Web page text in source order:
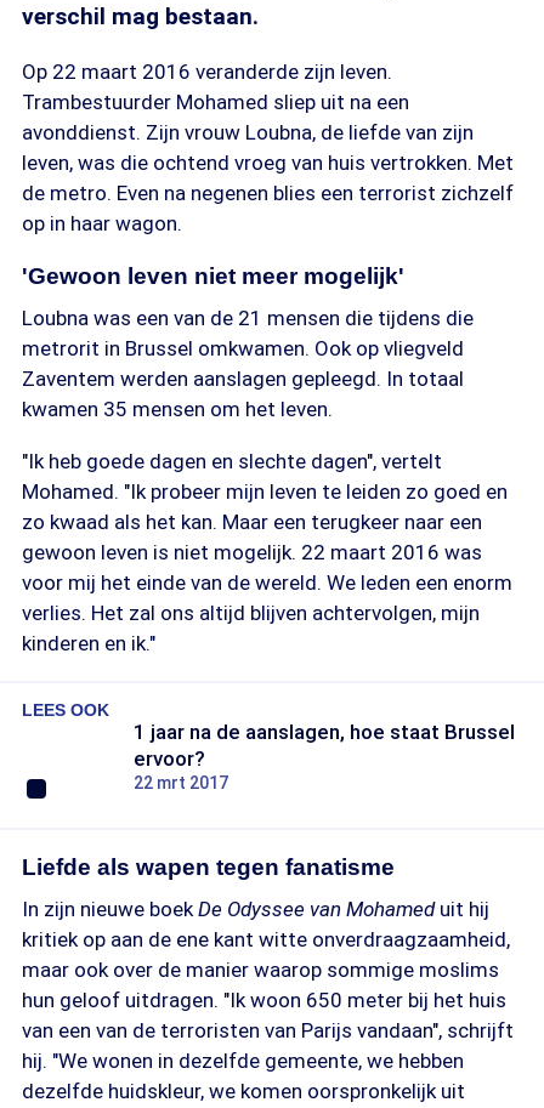
verschil mag bestaan.
Op 22 maart 2016 veranderde zijn leven.
Trambestuurder Mohamed sliep uit na een
avonddienst. Zijn vrouw Loubna, de liefde van zijn
leven, was die ochtend vroeg van huis vertrokken. Met
de metro. Even na negenen blies een terrorist zichzelf
op in haar wagon.
'Gewoon leven niet meer mogelijk'
Loubna was een van de 21 mensen die tijdens die
metrorit in Brussel omkwamen. Ook op vliegveld
Zaventem werden aanslagen gepleegd. In totaal
kwamen 35 mensen om het leven.
"Ik heb goede dagen en slechte dagen", vertelt
Mohamed. "Ik probeer mijn leven te leiden zo goed en
zo kwaad als het kan. Maar een terugkeer naar een
gewoon leven is niet mogelijk. 22 maart 2016 was
voor mij het einde van de wereld. We leden een enorm
verlies. Het zal ons altijd blijven achtervolgen, mijn
kinderen en ik."
LEES OOK
1 jaar na de aanslagen, hoe staat Brussel
ervoor?
22 mrt 2017
Liefde als wapen tegen fanatisme
In zijn nieuwe boekDe Odyssee van Mohamed uit hij
kritiek op aan de ene kant witte onverdraagzaamheid,
maar ook over de manier waarop sommige moslims
hun geloof uitdragen. "Ik woon 650 meter bij het huis
van een van de terroristen van Parijs vandaan", schrijft
hij. "We wonen in dezelfde gemeente, we hebben
dezelfde huidskleur, we komen oorspronkelijk uit